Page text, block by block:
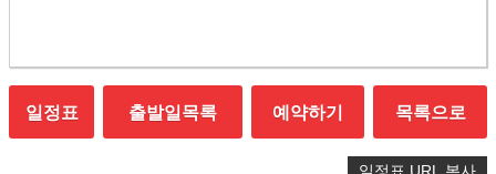
일정표 출발일목록 예약하기 목록으로